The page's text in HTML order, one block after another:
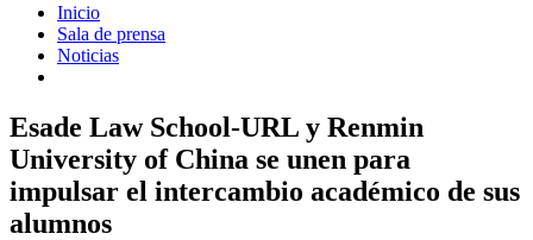
Inicio
Sala de prensa
Noticias
Esade Law School-URL y Renmin
University of China se unen para
impulsar el intercambio académico de sus
alumnos